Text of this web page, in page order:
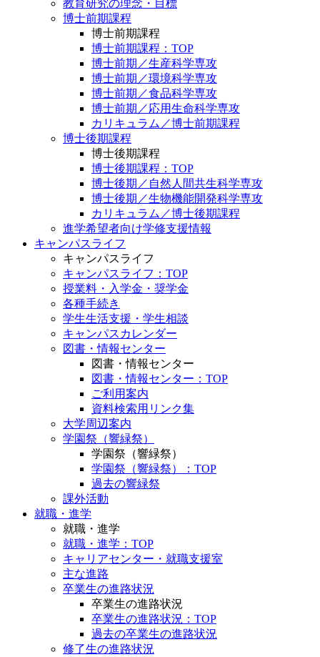
教育研究の理念・目標
博士前期課程
博士前期課程
博士前期課程：TOP
博士前期／生産科学専攻
博士前期／環境科学専攻
博士前期／食品科学専攻
博士前期／応用生命科学専攻
カリキュラム／博士前期課程
博士後期課程
博士後期課程
博士後期課程：TOP
博士後期／自然人間共生科学専攻
博士後期／生物機能開発科学専攻
カリキュラム／博士後期課程
進学希望者向け学修支援情報
キャンパスライフ
キャンパスライフ
キャンパスライフ：TOP
授業料・入学金・奨学金
各種手続き
学生生活支援・学生相談
キャンパスカレンダー
図書・情報センター
図書・情報センター
図書・情報センター：TOP
ご利用案内
資料検索用リンク集
大学周辺案内
学園祭（響緑祭）
学園祭（響緑祭）
学園祭（響緑祭）：TOP
過去の響緑祭
課外活動
就職・進学
就職・進学
就職・進学：TOP
キャリアセンター・就職支援室
主な進路
卒業生の進路状況
卒業生の進路状況
卒業生の進路状況：TOP
過去の卒業生の進路状況
修了生の進路状況